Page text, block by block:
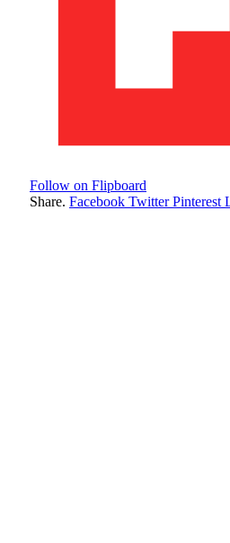
Follow on Flipboard
Share. Facebook Twitter Pinterest